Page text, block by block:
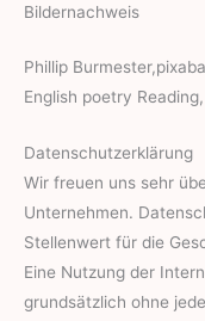
Bildernachweis
Phillip
English poetry
Datenschutzerklärung
Wir freuen uns sehr
Unternehmen.
Stellenwert für die
Eine Nutzung der
grundsätzlich ohne